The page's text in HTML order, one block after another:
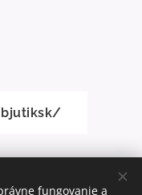
bjutiksk/
fungovanie a